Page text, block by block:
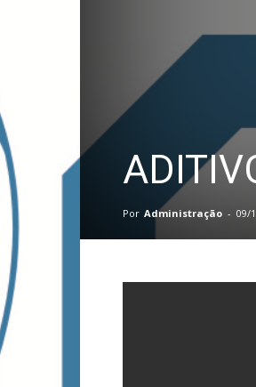
Por Administração - 09/